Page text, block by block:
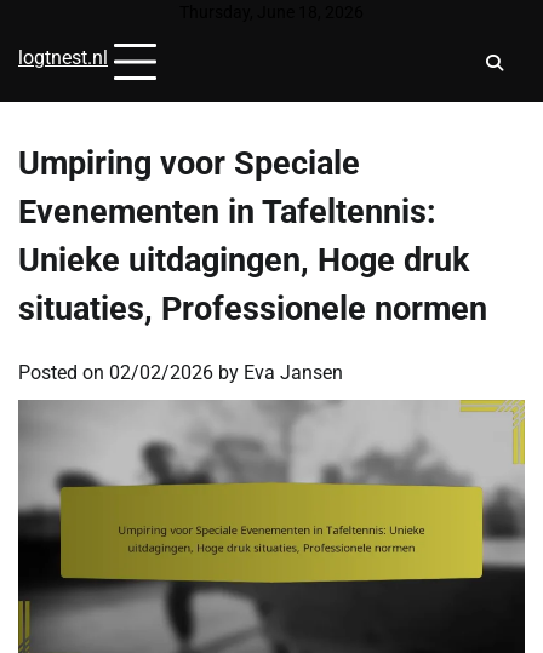
content
logtnest.nl
Umpiring voor Speciale
Evenementen in Tafeltennis:
Unieke uitdagingen, Hoge druk
situaties, Professionele normen
Posted on 02/02/2026 by Eva Jansen